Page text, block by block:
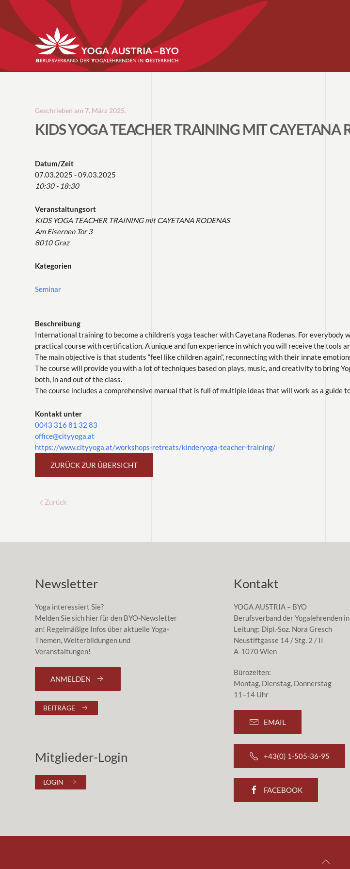
Geschrieben am 7. März 2025.
KIDS YOGA TEACHER TRAINING MIT CAYETANA
Datum/Zeit
07.03.2025 - 09.03.2025
10:30 - 18:30
Veranstaltungsort
KIDS YOGA TEACHER TRAINING mit CAYETANA RODENAS
Am Eisernen Tor 3
8010 Graz
Kategorien
Seminar
Beschreibung
International training to become a children’s yoga teacher with Cayetana Rodenas. For
practical course with certification. A unique and fun experience in which you will receive the tools
The main objective is that students “feel like children again”, reconnecting with their innate
The course will provide you with a lot of techniques based on plays, music, and creativity to bring
both, in and out of the class.
The course includes a comprehensive manual that is full of multiple ideas that will work as a guide
Kontakt unter
0043 316 81 32 83
office@cityyoga.at
https://www.cityyoga.at/workshops-retreats/kinderyoga-teacher-training/
ZURÜCK ZUR ÜBERSICHT
Zurück
Newsletter
Yoga interessiert Sie?
Melden Sie sich hier für den BYO-Newsletter
an! Regelmäßige Infos über aktuelle Yoga-
Themen, Weiterbildungen und
Veranstaltungen!
ANMELDEN
BEITRÄGE
Mitglieder-Login
LOGIN
Kontakt
YOGA AUSTRIA – BYO
Berufsverband der Yogalehrenden
Leitung: Dipl.-Soz. Nora Gresch
Neustiftgasse 14 / Stg. 2 / II
A-1070 Wien
Bürozeiten:
Montag, Dienstag, Donnerstag
11–14 Uhr
EMAIL
+43(0) 1-505-36-95
FACEBOOK